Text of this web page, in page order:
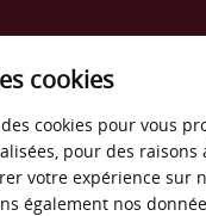
voiture
cookies
cookies pour vous
pour des raisons
votre expérience sur
également nos